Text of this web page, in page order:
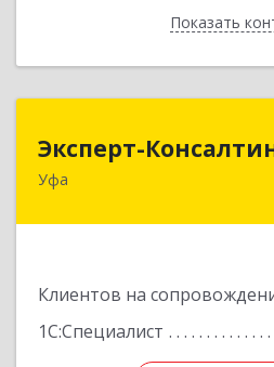
ПоказатьНазад
Эксперт-
Уфа
Клиентов на
1С:Специалист
450059, Башкортостан